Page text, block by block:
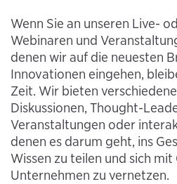
Wenn Sie an unseren Live-
Webinaren und
denen wir auf die neuesten
Innovationen eingehen,
Zeit. Wir bieten
Diskussionen, Thought-
Veranstaltungen oder
denen es darum geht, ins
Wissen zu teilen und sich
Unternehmen zu vernetzen.